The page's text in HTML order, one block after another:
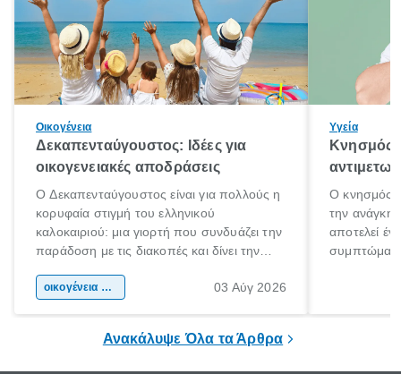
Οικογένεια
Δεκαπενταύγουστος: Ιδέες για
οικογενειακές αποδράσεις
Ο Δεκαπενταύγουστος είναι για πολλούς η
κορυφαία στιγμή του ελληνικού
καλοκαιριού: μια γιορτή που συνδυάζει την
παράδοση με τις διακοπές και δίνει την
χώρας. Είτε πρόκειται για λίγες μέρες
οικογένεια & παιδί 03 Αύγ 2026
Υγεία
Κνησμός:
Ο κνησμός
την ανάγκη
αποτελεί
Ανακάλυψε Όλα τα Άρθρα